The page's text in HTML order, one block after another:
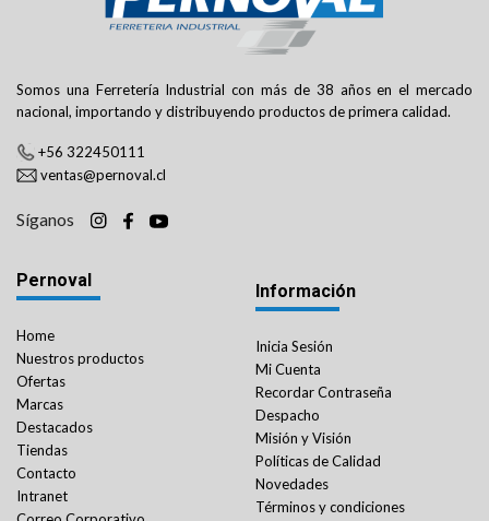
Somos una Ferretería Industrial con más de 38 años en el mercado
nacional, importando y distribuyendo productos de primera calidad.
+56 322450111
ventas@pernoval.cl
Síganos
Pernoval
Home
Nuestros productos
Ofertas
Marcas
Destacados
Tiendas
Contacto
Intranet
Información
Inicia Sesión
Mi Cuenta
Recordar Contraseña
Despacho
Misión y Visión
Políticas de Calidad
Novedades
Términos y condiciones